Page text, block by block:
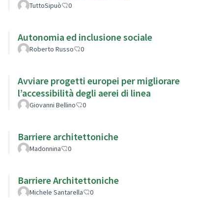
TuttoSipuò 0
Autonomia ed inclusione sociale
Roberto Russo 0
Avviare progetti europei per migliorare
l’accessibilità degli aerei di linea
Giovanni Bellino 0
Barriere architettoniche
Madonnina 0
Barriere Architettoniche
Michele Santarella 0